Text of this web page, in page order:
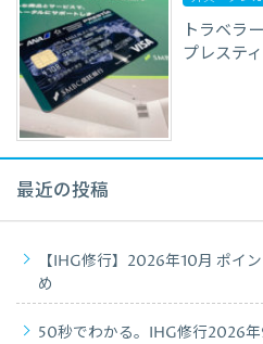
トラベラ
プレステ
最近の投稿
【IHG修行】2026年10月 ポイ
め
50秒でわかる。IHG修行2026